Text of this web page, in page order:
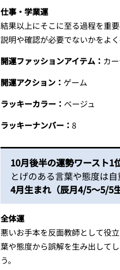
仕事・学業運
結果以上にそこに至る過程を重
説明や確認が必要でないかをよく
開運ファッションアイテム： カ
開運アクション： ゲーム
ラッキーカラー： ベージュ
ラッキーナンバー： 8
10月後半の運勢ワースト1
とげのある言葉や態度は
4月生まれ（辰月4/5～5/5
全体運
悪いお手本を反面教師として役
葉や態度から誤解を生み出して
う。